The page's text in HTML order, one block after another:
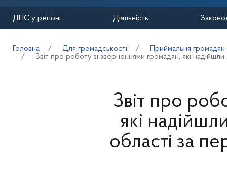
ДПС у регіоні Діяльність
Головна Для громадськості
Приймальня громадян
Звіт про роботу зі зверненнями громадян, які
Звіт про
які
області за